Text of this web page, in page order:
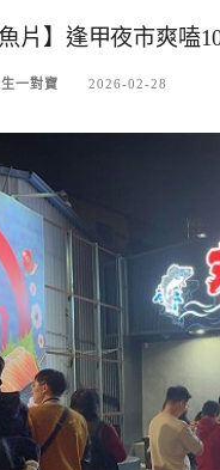
片】逢甲夜市爽嗑
一對寶 2026-02-28